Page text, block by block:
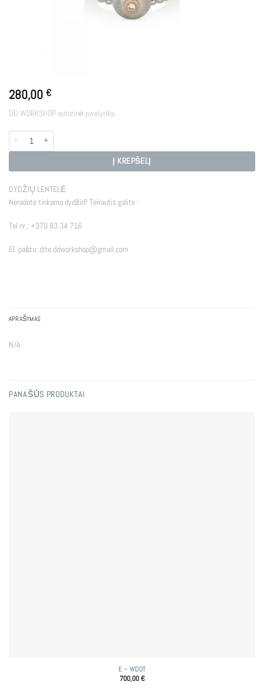
280,00 €
DD WORKSHOP autorinė juvelyrika.
produkto kiekis: TRINITY
Į KREPŠELĮ
DYDŽIŲ LENTELĖ
Neradote tinkamo dydžio? Teirautis galite -
Tel nr.: +370 83 34 716
El. paštu: dite.ddworkshop@gmail.com
APRAŠYMAS
N/A
PANAŠŪS PRODUKTAI
E – WDOT
700,00€